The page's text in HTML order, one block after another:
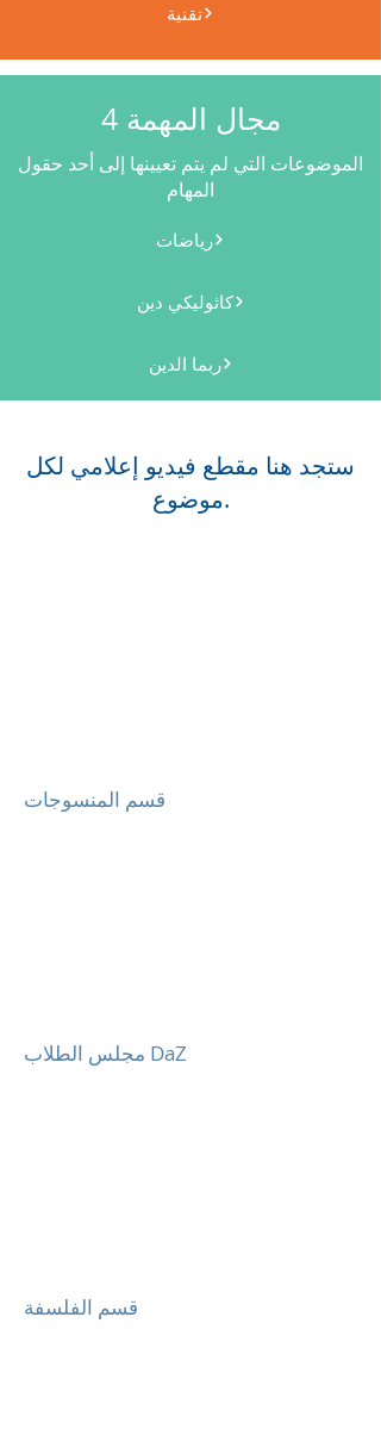
تقنية
مجال المهمة 4
الموضوعات التي لم يتم تعيينها إلى أحد حقول
المهام
رياضات
كاثوليكي دين
ربما الدين
ستجد هنا مقطع فيديو إعلامي لكل
موضوع.
قسم المنسوجات
مجلس الطلاب DaZ
قسم الفلسفة